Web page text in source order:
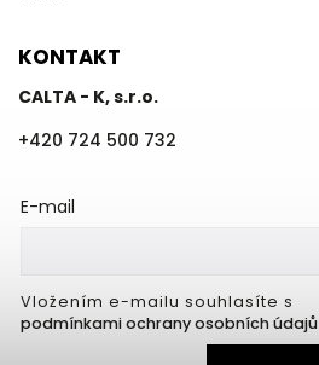
KONTAKT
CALTA - K, s.r.o.
+420 724 500 732
E-mail
Vložením e-mailu souhlasíte s
podmínkami ochrany osobních údajů